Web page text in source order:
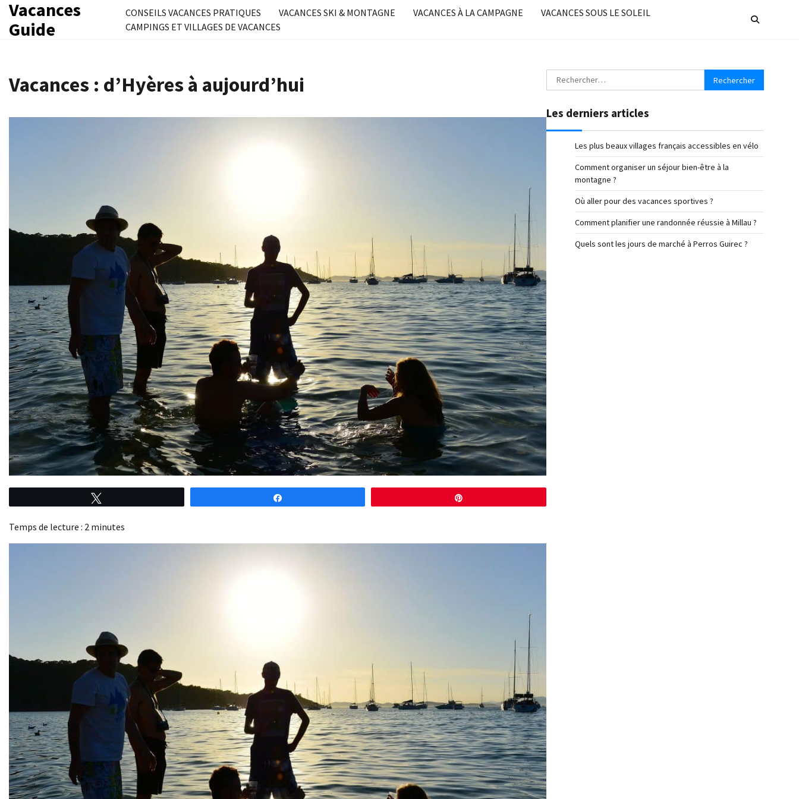
Skip
content
Vacances
Guide
CONSEILS VACANCES PRATIQUES VACANCES SKI & MONTAGNE VACANCES À LA CAMPAGNE
VACANCES SOUS LE SOLEIL
CAMPINGS ET VILLAGES DE VACANCES
Vacances : d’Hyères à aujourd’hui
Temps de lecture : 2 minutes
Rechercher :
Les derniers articles
Les plus beaux villages français accessibles en vélo
Comment organiser un séjour bien-être à la
montagne ?
Où aller pour des vacances sportives ?
Comment planifier une randonnée réussie à Millau ?
Quels sont les jours de marché à Perros Guirec ?